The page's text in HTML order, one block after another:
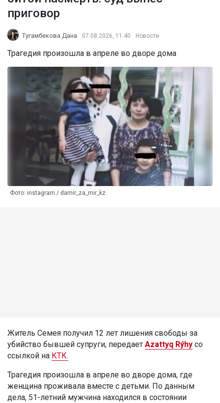
приговор
Тугамбекова Дана 07.08.2026, 11:40 Новости
Трагедия произошла в апреле во дворе дома
Фото: instagram / damir_za_mir_kz
Житель Семея получил 12 лет лишения свободы за
убийство бывшей супруги, передает Azattyq Rýhy со
ссылкой на КТК.
Трагедия произошла в апреле во дворе дома, где
женщина проживала вместе с детьми. По данным
дела, 51-летний мужчина находился в состоянии